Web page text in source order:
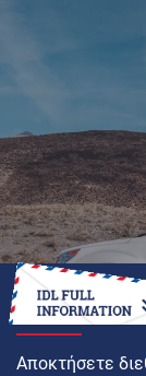
ΠΏΣ ΝΑ
Αποκτήσετε